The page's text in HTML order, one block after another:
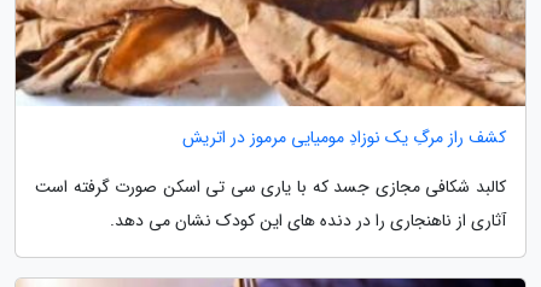
کشف راز مرگِ یک نوزادِ مومیایی مرموز در اتریش
کالبد شکافی مجازی جسد که با یاری سی تی اسکن صورت گرفته است
آثاری از ناهنجاری را در دنده های این کودک نشان می دهد.